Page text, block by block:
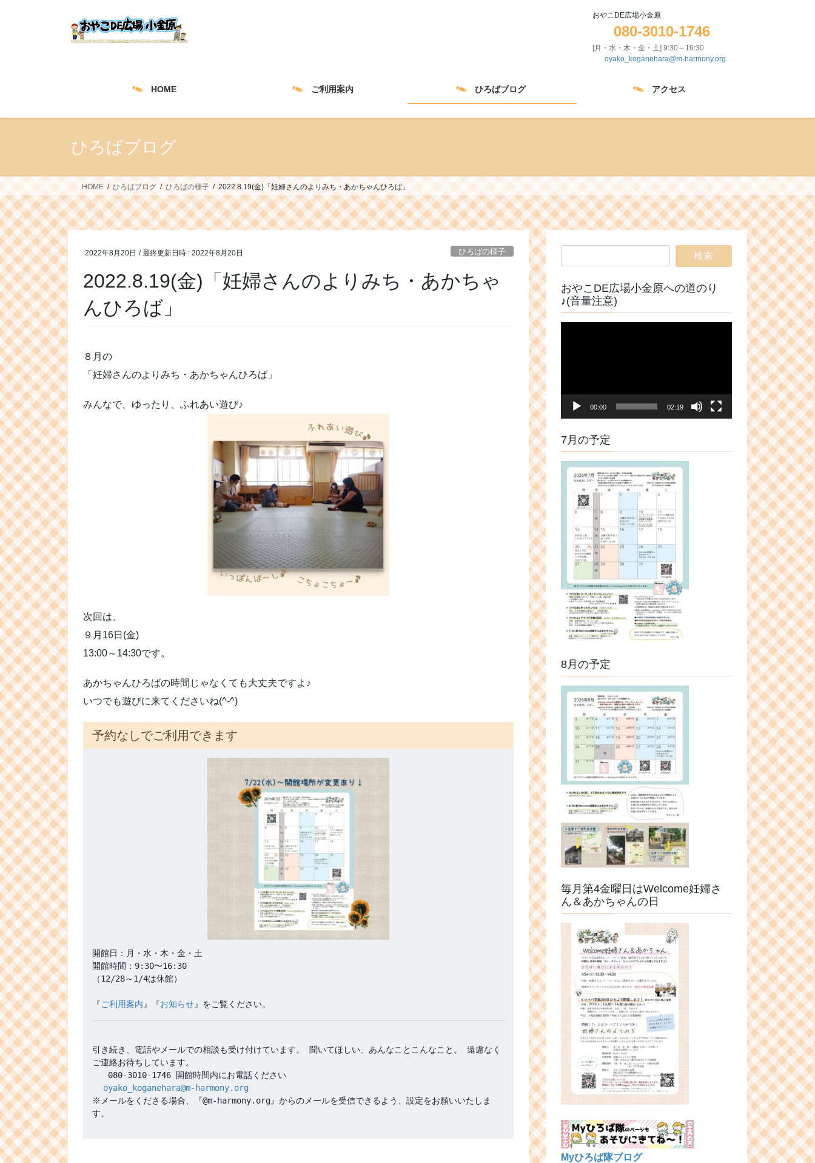
おやこDE広場小金原
080-3010-1746
[月・水・木・金・土] 9:30～16:30
oyako_koganehara@m-harmony.org
HOME ご利用案内 ひろばブログ アクセス
ひろばブログ
HOME ひろばブログ ひろばの様子 2022.8.19(金)「妊婦さんのよりみち・あかちゃんひろば」
2022年8月20日 / 最終更新日時 : 2022年8月20日 ひろばの様子
2022.8.19(金)「妊婦さんのよりみち・あかちゃ
んひろば」
８月の
「妊婦さんのよりみち・あかちゃんひろば」
みんなで、ゆったり、ふれあい遊び♪
次回は、
９月16日(金)
13:00～14:30です。
あかちゃんひろばの時間じゃなくても大丈夫ですよ♪
いつでも遊びに来てくださいね(^-^)
予約なしでご利用できます
開館日：月・水・木・金・土
開館時間：9:30〜16:30
（12/28～1/4は休館）
『ご利用案内 』『お知らせ
引き続き、電話やメールでの相談も受け付けています。 聞いてほしい、あんなことこんなこと。 遠慮なく
080-3010-1746 開館時間内にお電話ください
oyako_koganehara@m-harmony.org
※メールをくださる場合、『@m-harmony.org』からのメールを受信できるよう、設定をお願いいたしま
おやこDE広場小金原への道のり
♪(音量注意)
00:00 02:19
7月の予定
8月の予定
毎月第4金曜日はWelcome妊婦さ
ん＆あかちゃんの日
Myひろば隊ブログ